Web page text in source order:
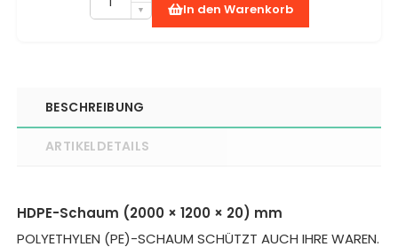
In den Warenkorb
BESCHREIBUNG
ARTIKELDETAILS
HDPE-Schaum (2000 × 1200 × 20) mm
POLYETHYLEN (PE)-SCHAUM SCHÜTZT AUCH IHRE WAREN.